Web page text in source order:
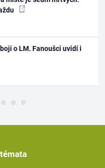
o LM. Fanoušci uvidí i